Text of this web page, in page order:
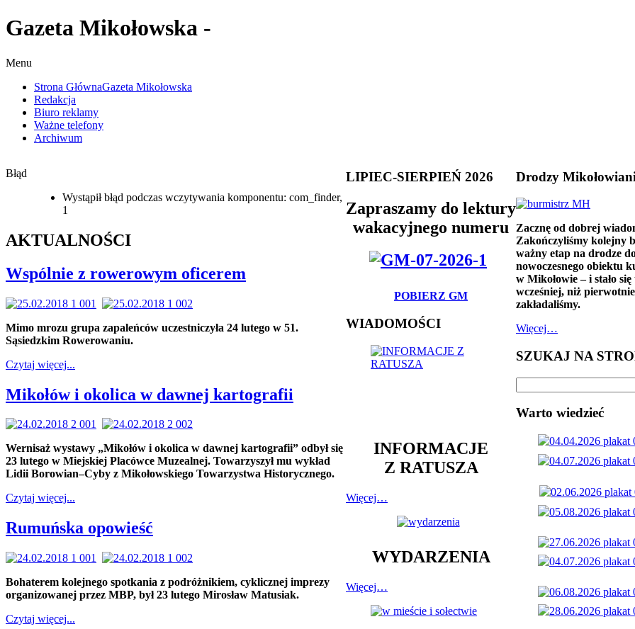
Gazeta Mikołowska -
Menu
Strona GłównaGazeta Mikołowska
Redakcja
Biuro reklamy
Ważne telefony
Archiwum
Błąd
Wystąpił błąd podczas wczytywania komponentu: com_finder,
1
AKTUALNOŚCI
Wspólnie z rowerowym oficerem
Mimo mrozu grupa zapaleńców uczestniczyła 24 lutego w 51.
Sąsiedzkim Rowerowaniu.
Czytaj więcej...
Mikołów i okolica w dawnej kartografii
Wernisaż wystawy „Mikołów i okolica w dawnej kartografii” odbył się
23 lutego w Miejskiej Placówce Muzealnej. Towarzyszył mu wykład
Lidii Borowian–Cyby z Mikołowskiego Towarzystwa Historycznego.
Czytaj więcej...
Rumuńska opowieść
Bohaterem kolejnego spotkania z podróżnikiem, cyklicznej imprezy
organizowanej przez MBP, był 23 lutego Mirosław Matusiak.
Czytaj więcej...
LIPIEC-SIERPIEŃ 2026
Zapraszamy do lektury
wakacyjnego numeru
POBIERZ GM
WIADOMOŚCI
INFORMACJE
Z RATUSZA
Więcej…
WYDARZENIA
Więcej…
Drodzy
Zacznę od dobrej
Zakończyliśmy kolejny
ważny etap na drodze
nowoczesnego obiektu
w Mikołowie – i stało się
wcześniej, niż pierwotnie
zakładaliśmy.
Więcej…
SZUKAJ NA
Warto wiedzieć